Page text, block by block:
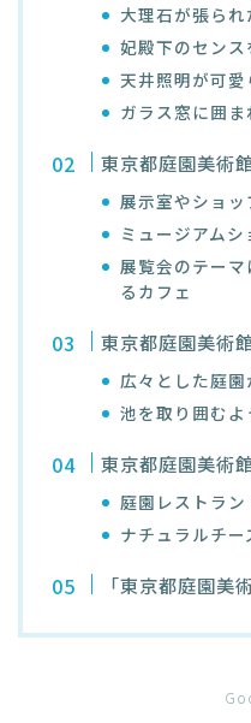
大理石が張られ
妃殿下のセンス
天井照明が可愛
ガラス窓に囲ま
東京都庭園美術
展示室やショ
ミュージアムシ
展覧会のテー
るカフェ
東京都庭園美術
広々とした庭
池を取り囲む
東京都庭園美術
庭園レストラン
ナチュラルチ
「東京都庭園美